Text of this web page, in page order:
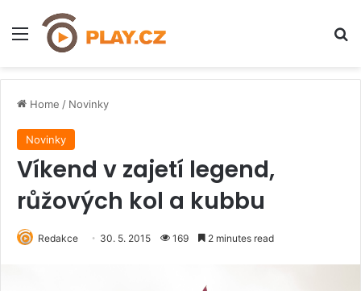
Menu
Home / Novinky
Novinky
Víkend v zajetí legend,
růžových kol a kubbu
Redakce 30. 5. 2015 169 2 minutes read